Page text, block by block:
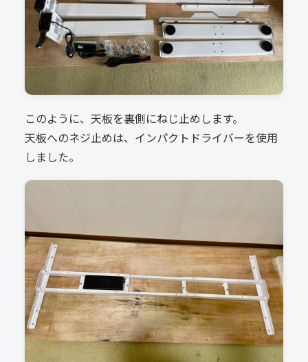
このように、天板を裏側にねじ止めします。
天板へのネジ止めは、インパクトドライバーを使用
しました。